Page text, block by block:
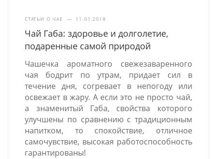
СТАТЬИ О ЧАЕ — 11.01.2018
Чай Габа: здоровье и долголетие,
подаренные самой природой
Чашечка ароматного свежезаваренного
чая бодрит по утрам, придает сил в
течение дня, согревает в непогоду или
освежает в жару. А если это не просто чай,
а знаменитый Габа, свойства которого
улучшены по сравнению с традиционным
напитком, то спокойствие, отличное
самочувствие, высокая работоспособность
гарантированы!